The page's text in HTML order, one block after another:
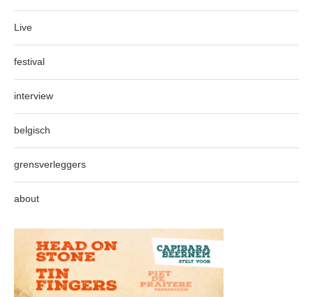
Live
festival
interview
belgisch
grensverleggers
about